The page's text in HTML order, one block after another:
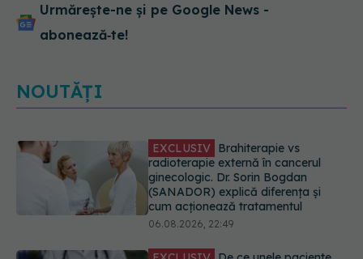
Urmărește-ne și pe Google News -
abonează‑te!
NOUTĂȚI
radioterapie externă în cancerul
ginecologic. Dr. Sorin Bogdan
(SANADOR) explică diferența și
cum acționează tratamentul
06.08.2026, 22:49
EXCLUSIV
cu cancer de col uterin nu mai ajung